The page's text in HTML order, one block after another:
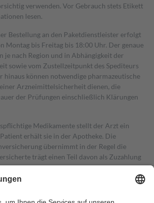
verwenden. Vor Gebrauch stets Etikett
lesen.
Bestellung an den Paketdienstleister erfolgt
Montag bis Freitag bis 18:00 Uhr. Der genaue
je nach Region und in Abhängigkeit der
sowie vom Zustellzeitpunkt des Spediteurs
hinaus können notwendige pharmazeutische
Arzneimittelsicherheit dienen, die
der Prüfungen einschließlich Klärungen
Medikamente stellt der Arzt ein
erhält sie in der Apotheke. Die
übernimmt in der Regel die
trägt einen Teil davon als Zuzahlung
Mitglieder Zuzahlungen in Höhe von zehn
Es sind jedoch nie mehr als die tatsächlichen